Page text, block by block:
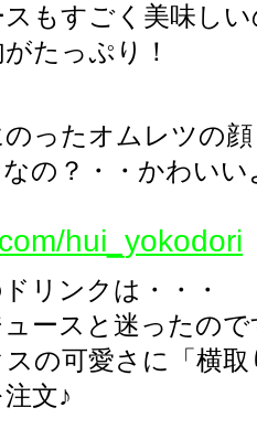
もすごく美味し
たっぷり！
ったオムレツの
の？・・かわい
hui_yokodori
リンクは・・・
ースと迷ったの
の可愛さに「横
文♪